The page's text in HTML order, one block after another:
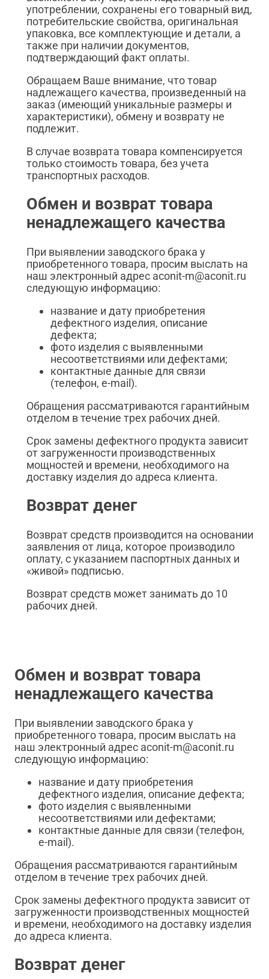
употреблении, сохранены его товарный вид,
потребительские свойства, оригинальная
упаковка, все комплектующие и детали, а
также при наличии документов,
подтверждающий факт оплаты.
Обращаем Ваше внимание, что товар
надлежащего качества, произведенный на
заказ (имеющий уникальные размеры и
характеристики), обмену и возврату не
подлежит.
В случае возврата товара компенсируется
только стоимость товара, без учета
транспортных расходов.
Обмен и возврат товара
ненадлежащего качества
При выявлении заводского брака у
приобретенного товара, просим выслать на
наш электронный адрес aconit-m@aconit.ru
следующую информацию:
название и дату приобретения
дефектного изделия, описание
дефекта;
фото изделия с выявленными
несоответствиями или дефектами;
контактные данные для связи
(телефон, e-mail).
Обращения рассматриваются гарантийным
отделом в течение трех рабочих дней.
Срок замены дефектного продукта зависит
от загруженности производственных
мощностей и времени, необходимого на
доставку изделия до адреса клиента.
Возврат денег
Возврат средств производится на основании
заявления от лица, которое производило
оплату, с указанием паспортных данных и
«живой» подписью.
Возврат средств может занимать до 10
рабочих дней.
Обмен и возврат товара
ненадлежащего качества
При выявлении заводского брака у
приобретенного товара, просим выслать на
наш электронный адрес aconit-m@aconit.ru
следующую информацию:
название и дату приобретения
дефектного изделия, описание дефекта;
фото изделия с выявленными
несоответствиями или дефектами;
контактные данные для связи (телефон,
e-mail).
Обращения рассматриваются гарантийным
отделом в течение трех рабочих дней.
Срок замены дефектного продукта зависит от
загруженности производственных мощностей
и времени, необходимого на доставку изделия
до адреса клиента.
Возврат денег